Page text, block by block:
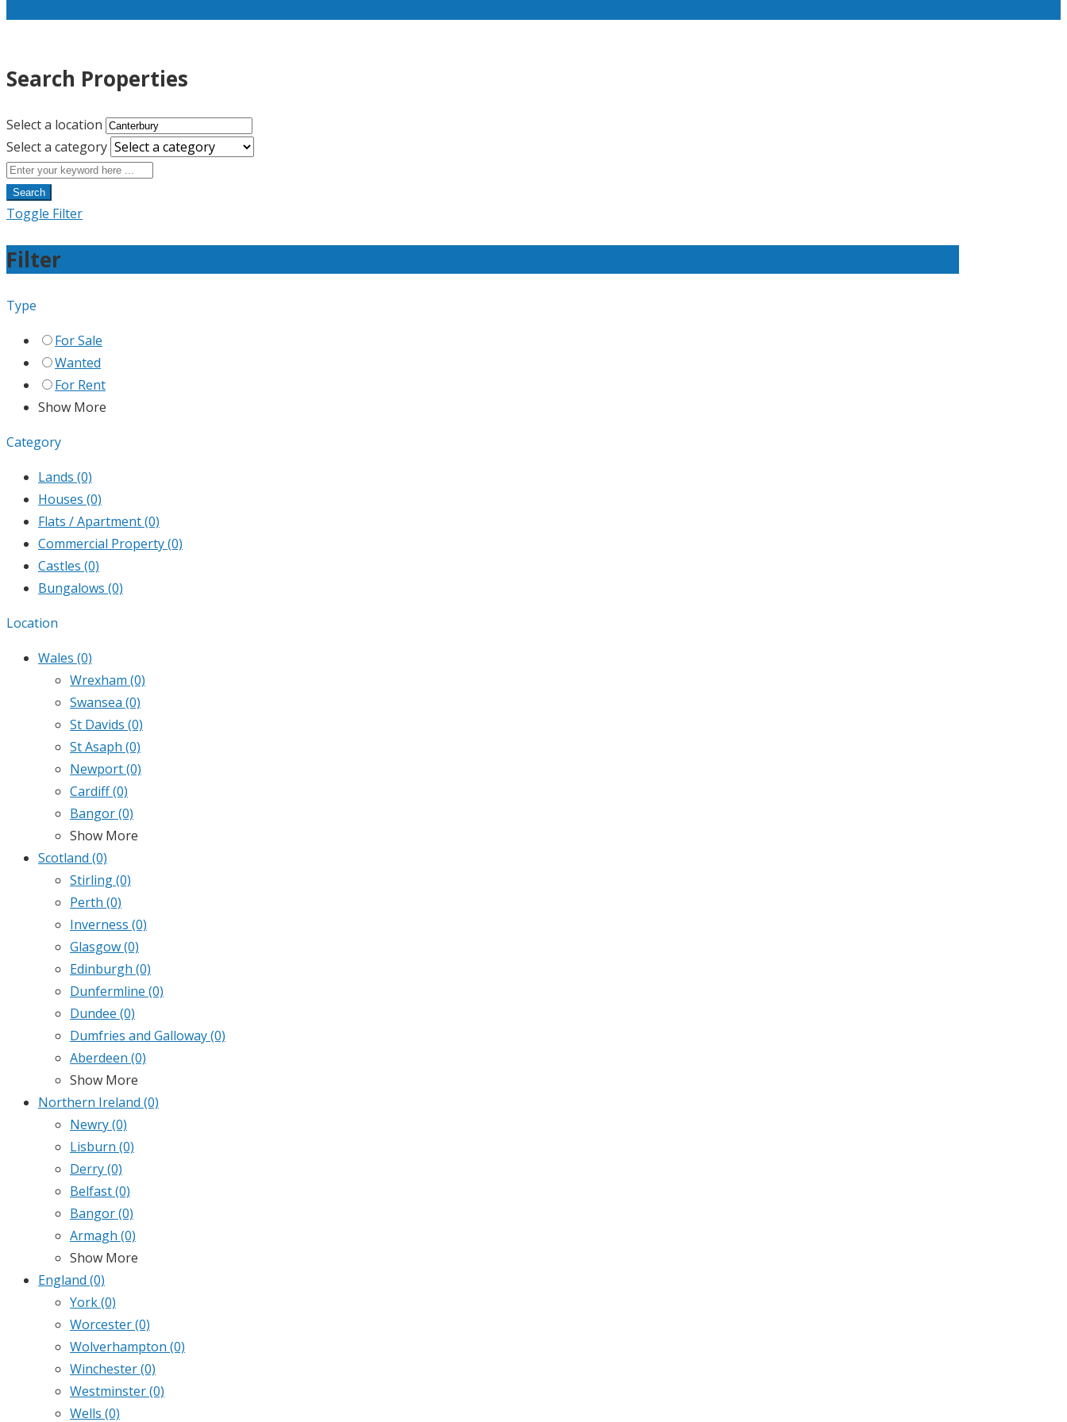
Search Properties
Select a location
Select a category
Search
Toggle Filter
Filter
Type
For Sale
Wanted
For Rent
Show More
Category
Lands (0)
Houses (0)
Flats / Apartment(0)
Commercial Property(0)
Castles (0)
Bungalows (0)
Location
Wales (0)
Wrexham (0)
Swansea (0)
St Davids (0)
St Asaph (0)
Newport(0)
Cardiff(0)
Bangor(0)
Show More
Scotland (0)
Stirling(0)
Perth (0)
Inverness (0)
Glasgow(0)
Edinburgh (0)
Dunfermline (0)
Dundee (0)
Dumfries and Galloway(0)
Aberdeen (0)
Show More
Northern Ireland (0)
Newry(0)
Lisburn (0)
Derry(0)
Belfast(0)
Bangor(0)
Armagh (0)
Show More
England (0)
York(0)
Worcester(0)
Wolverhampton (0)
Winchester(0)
Westminster(0)
Wells (0)